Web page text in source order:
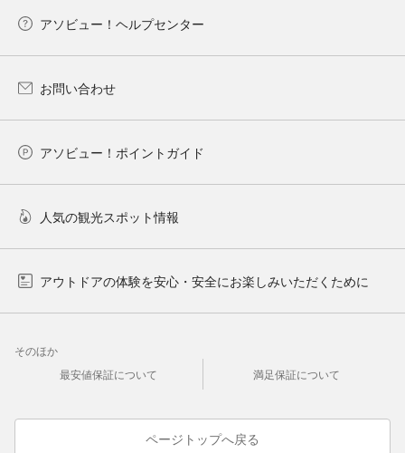
アソビュー！ヘルプセンター
お問い合わせ
アソビュー！ポイントガイド
人気の観光スポット情報
アウトドアの体験を安心・安全にお楽しみいただくために
そのほか
最安値保証について
満足保証について
ページトップへ戻る